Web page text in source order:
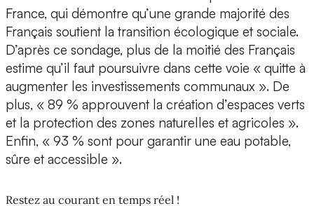
France, qui démontre qu’une grande majorité des
Français soutient la transition écologique et sociale.
D’après ce sondage, plus de la moitié des Français
estime qu’il faut poursuivre dans cette voie « quitte à
augmenter les investissements communaux ». De
plus, « 89 % approuvent la création d’espaces verts
et la protection des zones naturelles et agricoles ».
Enfin, « 93 % sont pour garantir une eau potable,
sûre et accessible ».
Restez au courant en temps réel !